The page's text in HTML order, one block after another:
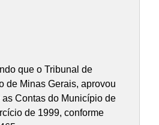
que o Tribunal de
de Minas Gerais, aprovou
Contas do Município de
de 1999, conforme